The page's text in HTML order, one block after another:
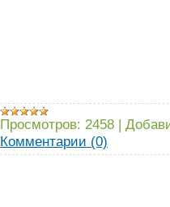
Просмотров: 2458 |
Комментарии (0)